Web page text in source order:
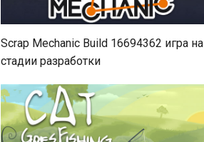
Scrap Mechanic Build 16694362 игра на
стадии разработки